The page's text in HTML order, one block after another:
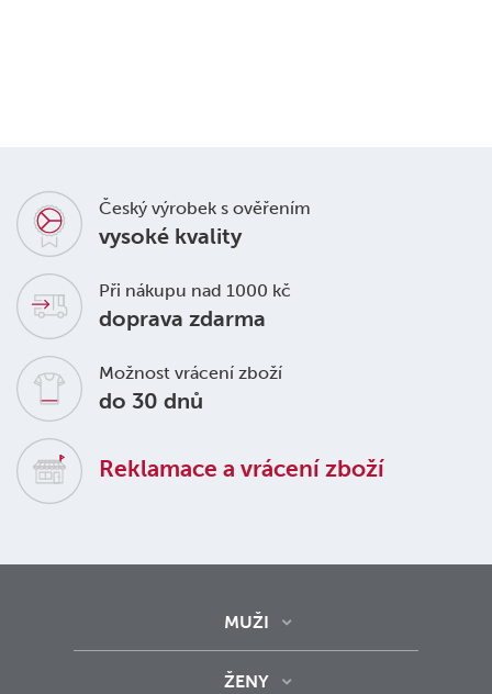
Český výrobek s ověřením
vysoké kvality
Při nákupu nad 1000 kč
doprava zdarma
Možnost vrácení zboží
do 30 dnů
Reklamace a vrácení zboží
MUŽI
ŽENY